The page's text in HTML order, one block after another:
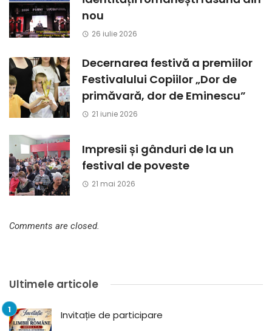
nou
26 iulie 2026
Decernarea festivă a premiilor
Festivalului Copiilor „Dor de
primăvară, dor de Eminescu”
21 iunie 2026
Impresii și gânduri de la un
festival de poveste
21 mai 2026
Comments are closed.
Ultimele articole
Invitație de participare